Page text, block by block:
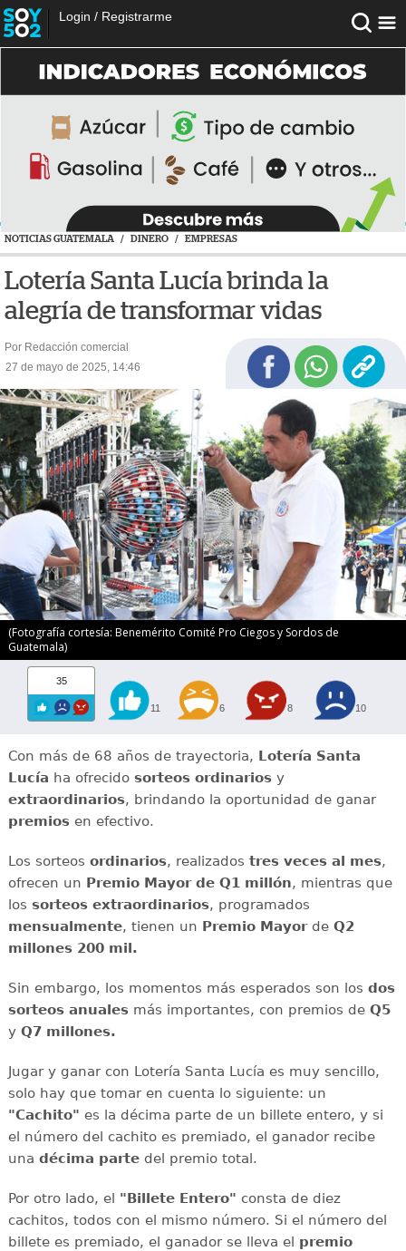
Login / Registrarme
NOTICIAS GUATEMALA / DINERO / EMPRESAS
Lotería Santa Lucía brinda la
alegría de transformar vidas
Por Redacción comercial
27 de mayo de 2025, 14:46
(Fotografía cortesía: Benemérito Comité Pro Ciegos y Sordos de
Guatemala)
35
11 6 8 10
Con más de 68 años de trayectoria, Lotería Santa
Lucía ha ofrecido sorteos ordinariosy
extraordinarios, brindando la oportunidad de ganar
premiosen efectivo.
Los sorteos ordinarios, realizados tres veces al mes,
ofrecen un Premio Mayor de Q1 millón, mientras que
los sorteos extraordinarios, programados
mensualmente, tienen un Premio Mayorde Q2
millones 200 mil.
Sin embargo, los momentos más esperados son los dos
sorteos anualesmás importantes, con premios de Q5
y Q7 millones.
Jugar y ganar con Lotería Santa Lucía es muy sencillo,
solo hay que tomar en cuenta lo siguiente: un
"Cachito" es la décima parte de un billete entero, y si
el número del cachito es premiado, el ganador recibe
una décima partedel premio total.
Por otro lado, el "Billete Entero" consta de diez
cachitos, todos con el mismo número. Si el número del
billete es premiado, el ganador se lleva el premio